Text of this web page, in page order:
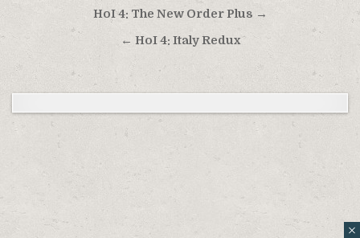
Навигация по записям
HoI 4: The New Order Plus →
← HoI 4: Italy Redux